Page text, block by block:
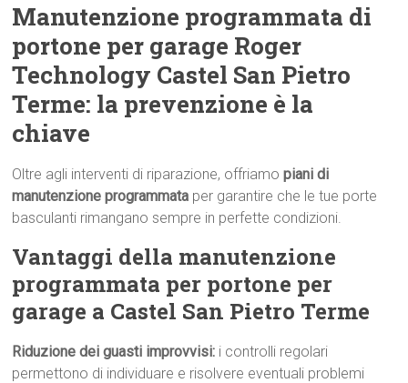
Manutenzione programmata di
portone per garage Roger
Technology Castel San Pietro
Terme: la prevenzione è la
chiave
Oltre agli interventi di riparazione, offriamopiani di
manutenzione programmata per garantire che le tue porte
basculanti rimangano sempre in perfette condizioni.
Vantaggi della manutenzione
programmata per portone per
garage a Castel San Pietro Terme
Riduzione dei guasti improvvisi: i controlli regolari
permettono di individuare e risolvere eventuali problemi